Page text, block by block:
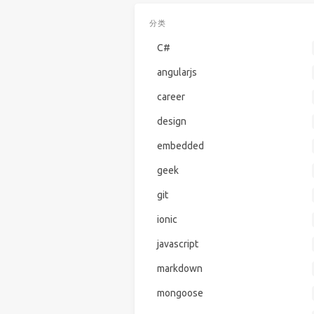
分类
C#
angularjs
career
design
embedded
geek
git
ionic
javascript
markdown
mongoose